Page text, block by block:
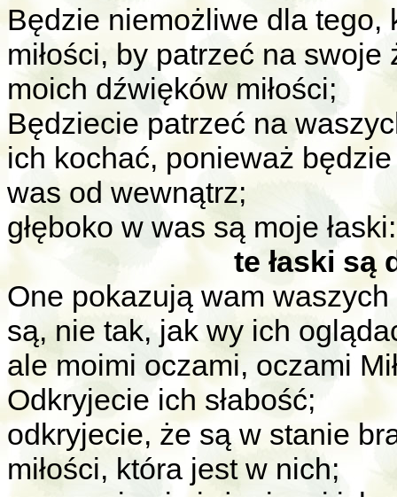
Będzie niemożliwe dla tego,
miłości, by patrzeć na
moich dźwięków miłości;
Będziecie patrzeć na
ich kochać, ponieważ
was od wewnątrz;
głęboko w was są moje łaski:
te łaski są
One pokazują wam
są, nie tak, jak wy ich
ale moimi oczami, oczami
Odkryjecie ich słabość;
odkryjecie, że są w stanie
miłości, która jest w nich;